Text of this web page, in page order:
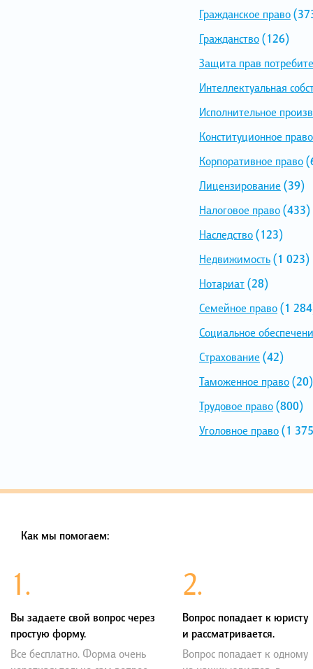
Гражданское право
Гражданство(126)
Защита прав
Интеллектуальная
Исполнительное
Конституционное право
Корпоративное право
Лицензирование (39)
Налоговое право(433)
Наследство(123)
Недвижимость(1 023)
Нотариат(28)
Семейное право(1
Социальное
Страхование (42)
Таможенное право(20)
Трудовое право(800)
Уголовное право(1
Как мы помогаем:
1.
Вы задаете свой вопрос через
простую форму.
Все бесплатно. Форма очень
2.
Вопрос попадает к юристу
и рассматривается.
Вопрос попадает к одному